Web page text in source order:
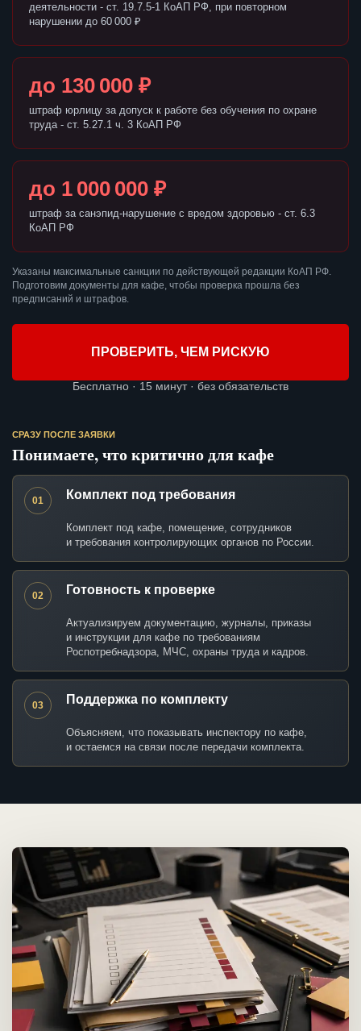
деятельности - ст. 19.7.5-1 КоАП РФ, при повторном
нарушении до 60 000 ₽
до 130 000 ₽
штраф юрлицу за допуск к работе без обучения по охране
труда - ст. 5.27.1 ч. 3 КоАП РФ
до 1 000 000 ₽
штраф за санэпид-нарушение с вредом здоровью - ст. 6.3
КоАП РФ
Указаны максимальные санкции по действующей редакции КоАП РФ.
Подготовим документы для кафе, чтобы проверка прошла без
предписаний и штрафов.
ПРОВЕРИТЬ, ЧЕМ РИСКУЮ
Бесплатно · 15 минут · без обязательств
СРАЗУ ПОСЛЕ ЗАЯВКИ
Понимаете, что критично для кафе
01 Комплект под требования
Комплект под кафе, помещение, сотрудников
и требования контролирующих органов по России.
02 Готовность к проверке
Актуализируем документацию, журналы, приказы
и инструкции для кафе по требованиям
Роспотребнадзора, МЧС, охраны труда и кадров.
03 Поддержка по комплекту
Объясняем, что показывать инспектору по кафе,
и остаемся на связи после передачи комплекта.